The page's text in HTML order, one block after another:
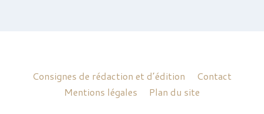
Consignes de rédaction et d’édition
Contact
Mentions légales
Plan du site